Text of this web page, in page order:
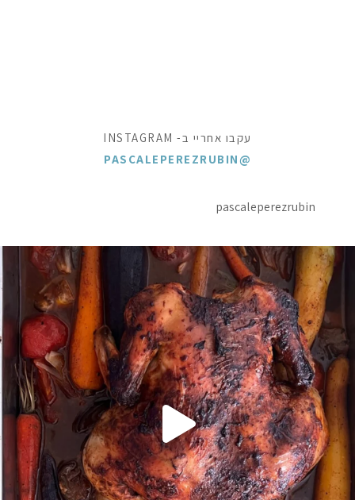
עקבו אחריי ב- INSTAGRAM
@PASCALEPEREZRUBIN
pascaleperezrubin